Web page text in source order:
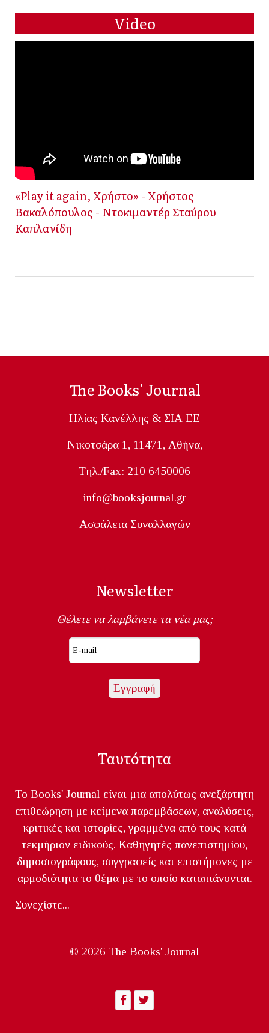
Video
«Play it again, Χρήστο» - Χρήστος
Βακαλόπουλος - Ντοκιμαντέρ Σταύρου
Καπλανίδη
The Books' Journal
Ηλίας Κανέλλης & ΣΙΑ ΕΕ
Nικοτσάρα 1, 11471, Aθήνα,
Tηλ./Fax: 210 6450006
info@booksjournal.gr
Ασφάλεια Συναλλαγών
Newsletter
Θέλετε να λαμβάνετε τα νέα μας;
Ταυτότητα
Το Books' Journal είναι μια απολύτως ανεξάρτητη
επιθεώρηση με κείμενα παρεμβάσεων, αναλύσεις,
κριτικές και ιστορίες, γραμμένα από τους κατά
τεκμήριον ειδικούς. Καθηγητές πανεπιστημίου,
δημοσιογράφους, συγγραφείς και επιστήμονες με
αρμοδιότητα το θέμα με το οποίο καταπιάνονται.
Συνεχίστε...
© 2026 The Books' Journal